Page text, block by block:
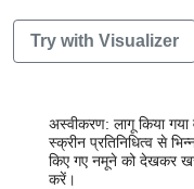
Try with Visualizer
अस्वीकरण: लागू किया
स्क्रीन प्रतिनिधित्व से
किए गए नमूने को देखकर
करें।